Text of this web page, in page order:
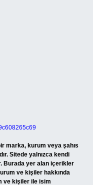
marka, kurum veya şahıs
Sitede yalnızca kendi
Burada yer alan içerikler
ve kişiler hakkında
ve kişiler ile isim